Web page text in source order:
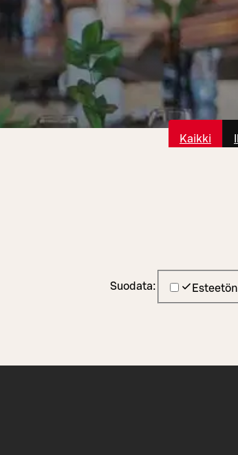
Kaikki
Suodata: Esteetön